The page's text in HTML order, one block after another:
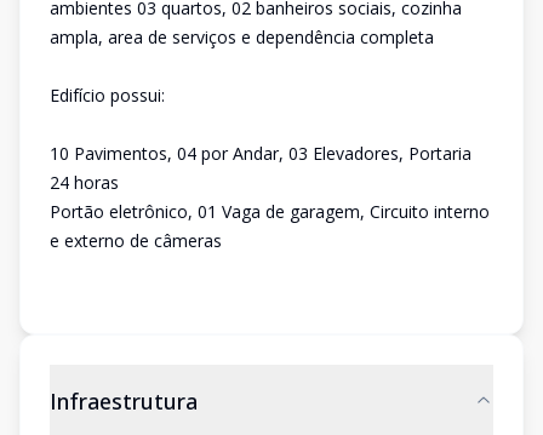
ambientes 03 quartos, 02 banheiros sociais, cozinha
ampla, area de serviços e dependência completa
Edifício possui:
10 Pavimentos, 04 por Andar, 03 Elevadores, Portaria
24 horas
Portão eletrônico, 01 Vaga de garagem, Circuito interno
e externo de câmeras
Infraestrutura